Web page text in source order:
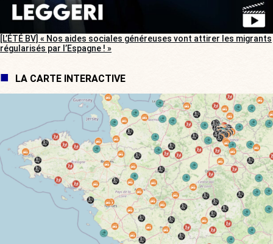
[L’ÉTÉ BV] « Nos aides sociales généreuses vont attirer les migrants
régularisés par l’Espagne ! »
LA CARTE INTERACTIVE